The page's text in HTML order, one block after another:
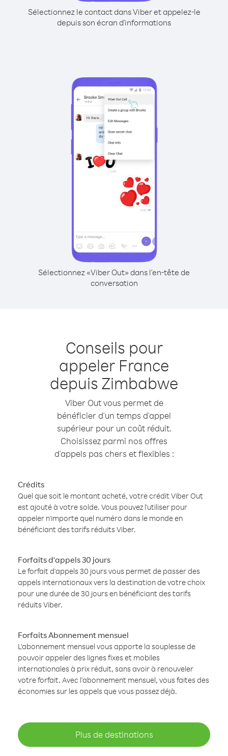
Sélectionnez le contact dans Viber et appelez-le
depuis son écran d'informations
Sélectionnez «Viber Out» dans l'en-tête de
conversation
Conseils pour
appeler France
depuis Zimbabwe
Viber Out vous permet de
bénéficier d'un temps d'appel
supérieur pour un coût réduit.
Choisissez parmi nos offres
d'appels pas chers et flexibles :
Crédits
Quel que soit le montant acheté, votre crédit Viber Out
est ajouté à votre solde. Vous pouvez l'utiliser pour
appeler n'importe quel numéro dans le monde en
bénéficiant des tarifs réduits Viber.
Forfaits d'appels 30 jours
Le forfait d'appels 30 jours vous permet de passer des
appels internationaux vers la destination de votre choix
pour une durée de 30 jours en bénéficiant des tarifs
réduits Viber.
Forfaits Abonnement mensuel
L'abonnement mensuel vous apporte la souplesse de
pouvoir appeler des lignes fixes et mobiles
internationales à prix réduit, sans avoir à renouveler
votre forfait. Avec l'abonnement mensuel, vous faites des
économies sur les appels que vous passez déjà.
Plus de destinations